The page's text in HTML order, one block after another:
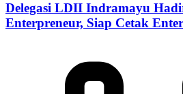
Delegasi LDII Indramayu
Enterpreneur, Siap Cetak